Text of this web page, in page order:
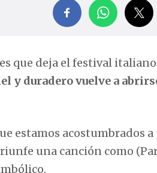
que deja el festival
y duradero vuelve a
estamos acostumbrados
una canción como